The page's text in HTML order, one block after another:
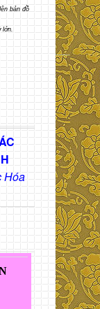
bản đồ
lớn.
Hóa